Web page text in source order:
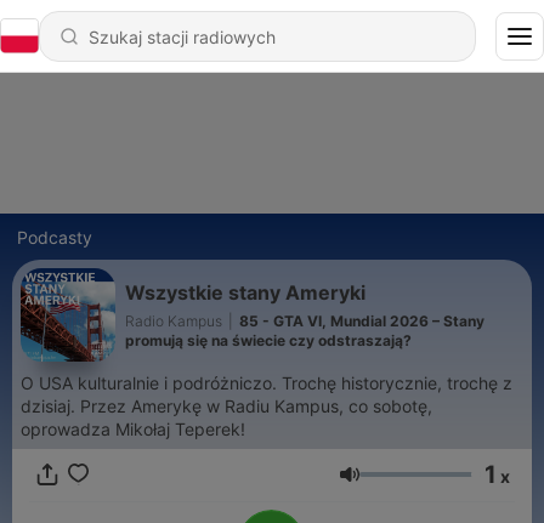
Podcasty
Wszystkie stany Ameryki
Radio Kampus
85 - GTA VI, Mundial 2026 – Stany
promują się na świecie czy odstraszają?
O USA kulturalnie i podróżniczo. Trochę historycznie, trochę z
dzisiaj. Przez Amerykę w Radiu Kampus, co sobotę,
oprowadza Mikołaj Teperek!
Głośność 1 x